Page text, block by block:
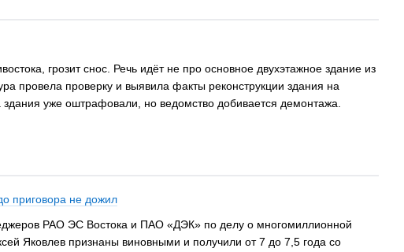
грозит снос. Речь идёт не про основное двухэтажное здание из
провела проверку и выявила факты реконструкции здания на
уже оштрафовали, но ведомство добивается демонтажа.
приговора не дожил
РАО ЭС Востока и ПАО «ДЭК» по делу о многомиллионной
Яковлев признаны виновными и получили от 7 до 7,5 года со